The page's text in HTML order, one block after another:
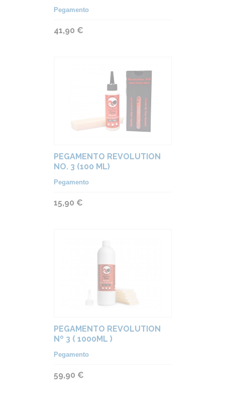
Pegamento
41,90 €
PEGAMENTO REVOLUTION
NO. 3 (100 ML)
Pegamento
15,90 €
PEGAMENTO REVOLUTION
Nº 3 ( 1000ML )
Pegamento
59,90 €